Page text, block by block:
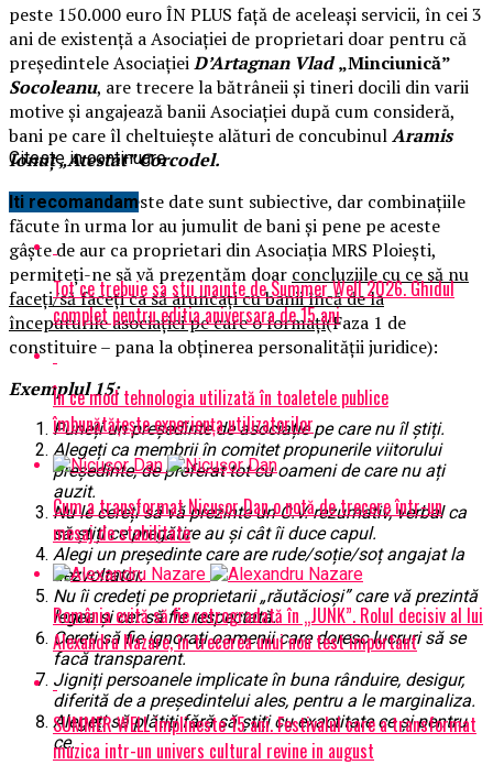
peste 150.000 euro ÎN PLUS față de aceleași servicii, în cei 3
ani de existență a Asociației de proprietari doar pentru că
președintele AsociațieiD’Artagnan Vlad„Minciunică”
Socoleanu, are trecere la bătrâneii și tineri docili din varii
motive și angajează banii Asociației după cum consideră,
bani pe care îl cheltuiește alături de concubinulAramis
Ionuț „Atestat” Corcodel.
Deoarece aceste date sunt subiective, dar combinațiile
făcute în urma lor au jumulit de bani și pene pe aceste
gâște de aur ca proprietari din Asociația MRS Ploiești,
permiteți-ne să vă prezentăm doar concluziile cu ce să nu
faceți/să faceți ca să aruncați cu banii încă de la
începuturile asociației pe care o formați(Faza 1 de
constituire – pana la obținerea personalității juridice):
Exemplul 15:
Puneți un președinte de asociație pe care nu îl știți.
Alegeți ca membrii în comitet propunerile viitorului
președinte, de preferat tot cu oameni de care nu ați
auzit.
Nu le cereți să vă prezinte un C.V. rezumativ, verbal ca
să știți ce pregătire au și cât îi duce capul.
Alegi un președinte care are rude/soție/soț angajat la
dezvoltator.
Nu îi credeți pe proprietarii „răutăcioși” care vă prezintă
legea și cer să fie respectată.
Cereți să fie ignorați oamenii care doresc lucruri să se
facă transparent.
Jigniți persoanele implicate în buna rânduire, desigur,
diferită de a președintelui ales, pentru a le marginaliza.
Alegeți să plătiți fără să știți cu exactitate ce și pentru
ce.
Citeste in continuare
Iti recomandam
Tot ce trebuie sa stii inainte de Summer Well 2026. Ghidul
complet pentru editia aniversara de 15 ani
În ce mod tehnologia utilizată în toaletele publice
îmbunătățește experiența utilizatorilor
Cum a transformat Nicușor Dan o notă de trecere într-un
mesaj de stabilitate
România evită să fie retrogradată în „JUNK”. Rolul decisiv al lui
Alexandru Nazare, în trecerea unui nou test important
SUMMER WELL implineste 15 ani. Festivalul care a transformat
muzica intr-un univers cultural revine in august